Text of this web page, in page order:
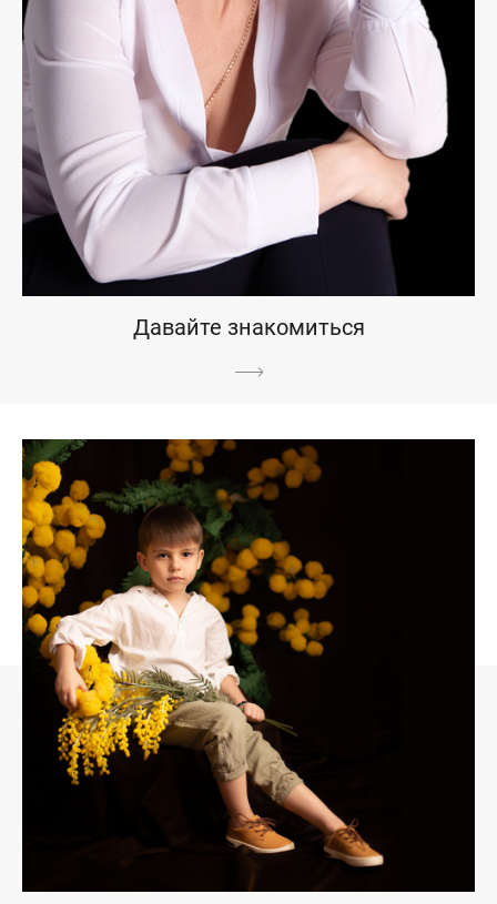
Давайте знакомиться